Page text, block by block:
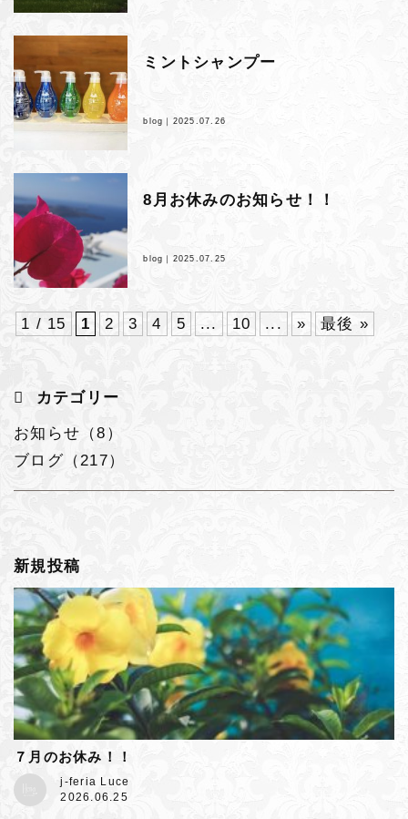
カテゴリー
お知らせ（8）
ブログ（217）
ミントシャンプー
blog｜ 2025.07.26
8月お休みのお知らせ！！
blog｜ 2025.07.25
1 / 15 1 2 3 4 5 ... 10 ... » 最後 »
新規投稿
７月のお休み！！
j-feria Luce
2026.06.25